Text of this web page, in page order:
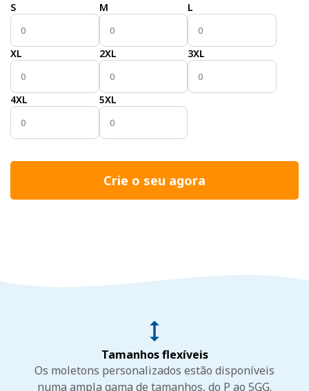
S
M L
XL 2XL 3XL
4XL 5XL
Crie o seu agora
Tamanhos flexíveis
Os moletons personalizados estão disponíveis
numa ampla gama de tamanhos, do P ao 5GG.